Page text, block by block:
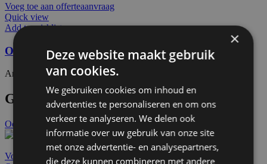
Voeg toe aan offerteaanvraag
Quick view
Add to wishlist
Ophangstang spot 500
Artikelnummer: 70300€4,90 Excl. BTW
Gerelateerde producten
Ook te huur
Voeg toe aan offerteaanvraag
×
Deze website maakt gebruik
van cookies.
We gebruiken cookies om inhoud en
advertenties te personaliseren en om ons
verkeer te analyseren. We delen ook
informatie over uw gebruik van onze site
met onze advertentie- en analysepartners,
die deze kunnen combineren met andere